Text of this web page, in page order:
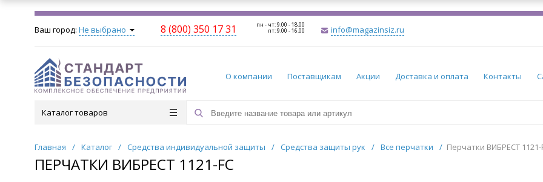
Ваш город: Не выбрано 8 (800) 350 17 31 пн - чт: 9.00 - 18.00
пт: 9.00 - 16.00 info@magazinsiz.ru
О компании Поставщикам Акции Доставка и оплата Контакты
Каталог товаров
Главная / Каталог / Средства индивидуальной защиты / Средства защиты рук / Все перчатки / Перчатки ВИБРЕСТ 1121-
ПЕРЧАТКИ ВИБРЕСТ 1121-FC